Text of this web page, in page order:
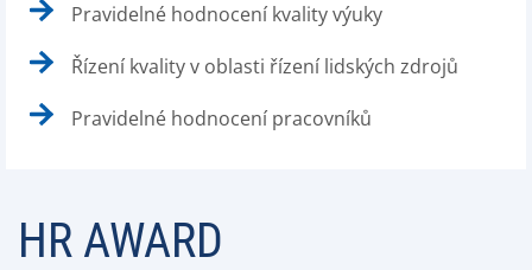
Pravidelné hodnocení kvality výuky
Řízení kvality v oblasti řízení lidských zdrojů
Pravidelné hodnocení pracovníků
HR AWARD